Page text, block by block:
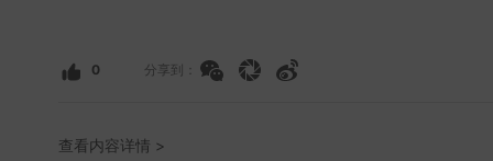
0 分享到：
查看内容详情 >